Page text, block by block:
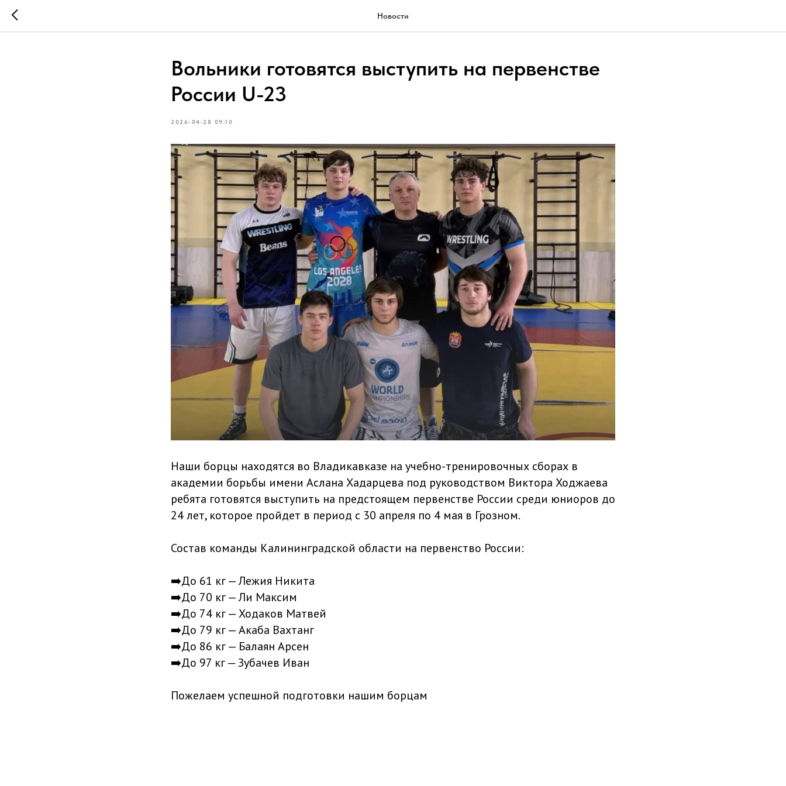
Новости
Вольники готовятся выступить на первенстве
России U-23
2026-04-28 09:10
Наши борцы находятся во Владикавказе на учебно-тренировочных сборах в
академии борьбы имени Аслана Хадарцева под руководством Виктора Ходжаева
ребята готовятся выступить на предстоящем первенстве России среди юниоров до
24 лет, которое пройдет в период с 30 апреля по 4 мая в Грозном.
Состав команды Калининградской области на первенство России:
➡️До 61 кг — Лежия Никита
➡️До 70 кг — Ли Максим
➡️До 74 кг — Ходаков Матвей
➡️До 79 кг — Акаба Вахтанг
➡️До 86 кг — Балаян Арсен
➡️До 97 кг — Зубачев Иван
Пожелаем успешной подготовки нашим борцам